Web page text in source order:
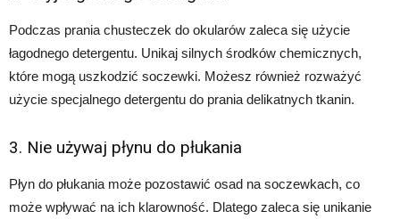
Podczas prania chusteczek do okularów zaleca się użycie
łagodnego detergentu. Unikaj silnych środków chemicznych,
które mogą uszkodzić soczewki. Możesz również rozważyć
użycie specjalnego detergentu do prania delikatnych tkanin.
3. Nie używaj płynu do płukania
Płyn do płukania może pozostawić osad na soczewkach, co
może wpływać na ich klarowność. Dlatego zaleca się unikanie